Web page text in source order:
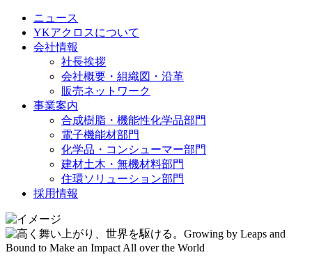
ニュース
YKアクロスについて
会社情報
社長挨拶
会社概要・組織図・沿革
販売ネットワーク
事業案内
合成樹脂・機能性化学品部門
電子機能材部門
化学品・コンシューマー部門
建材土木・無機材料部門
住環ソリューション部門
採用情報